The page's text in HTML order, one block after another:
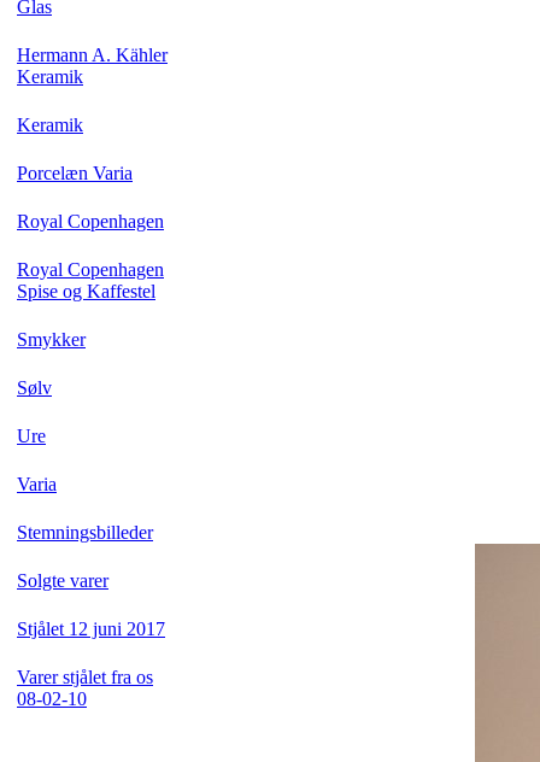
Glas
Hermann A. Kähler
Keramik
Keramik
Porcelæn Varia
Royal Copenhagen
Royal Copenhagen
Spise og Kaffestel
Smykker
Sølv
Ure
Varia
Stemningsbilleder
Solgte varer
Stjålet 12 juni 2017
Varer stjålet fra os
08-02-10